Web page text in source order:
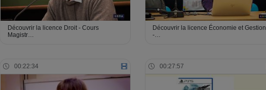
Découvrir la licence Droit - Cours
Magistr…
Découvrir la licence Économie et Gestion
-…
00:22:34 00:27:57